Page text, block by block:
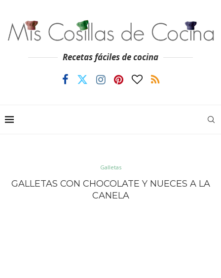
Recetas fáciles de cocina
Galletas
GALLETAS CON CHOCOLATE Y NUECES A LA
CANELA